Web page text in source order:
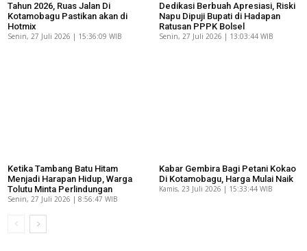
Tahun 2026, Ruas Jalan Di
Kotamobagu Pastikan akan di
Hotmix
Senin, 27 Juli 2026 | 15:36:09 WIB
Dedikasi Berbuah Apresiasi, Riski
Napu Dipuji Bupati di Hadapan
Ratusan PPPK Bolsel
Senin, 27 Juli 2026 | 13:03:44 WIB
Ketika Tambang Batu Hitam
Menjadi Harapan Hidup, Warga
Tolutu Minta Perlindungan
Senin, 27 Juli 2026 | 8:56:47 WIB
Kabar Gembira Bagi Petani Kokao
Di Kotamobagu, Harga Mulai Naik
Kamis, 23 Juli 2026 | 15:33:44 WIB